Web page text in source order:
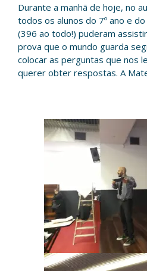
Durante a manhã de hoje, no
todos os alunos do 7º ano e
(396 ao todo!) puderam
prova que o mundo guarda
colocar as perguntas que nos
querer obter respostas. A